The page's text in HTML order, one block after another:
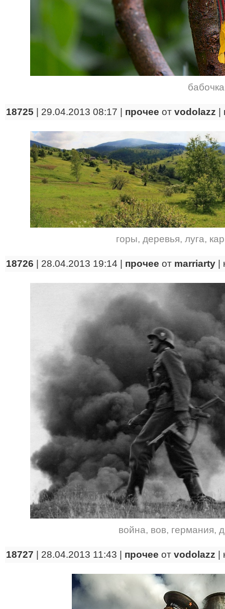
бабочка
18725 | 29.04.2013 08:17 | прочее от vodolazz
горы, деревья, луга,
18726 | 28.04.2013 19:14 | прочее от marriarty
война, вов, германия,
18727 | 28.04.2013 11:43 | прочее от vodolazz